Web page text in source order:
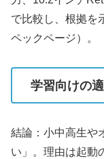
で比較し、根拠を
ペックページ）。
学習向けの
結論：小中高生や
い」。理由は起動